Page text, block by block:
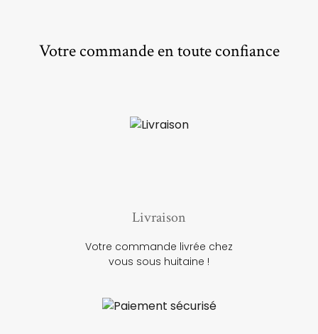
Votre commande en toute confiance
Livraison
Votre commande livrée chez
vous sous huitaine !